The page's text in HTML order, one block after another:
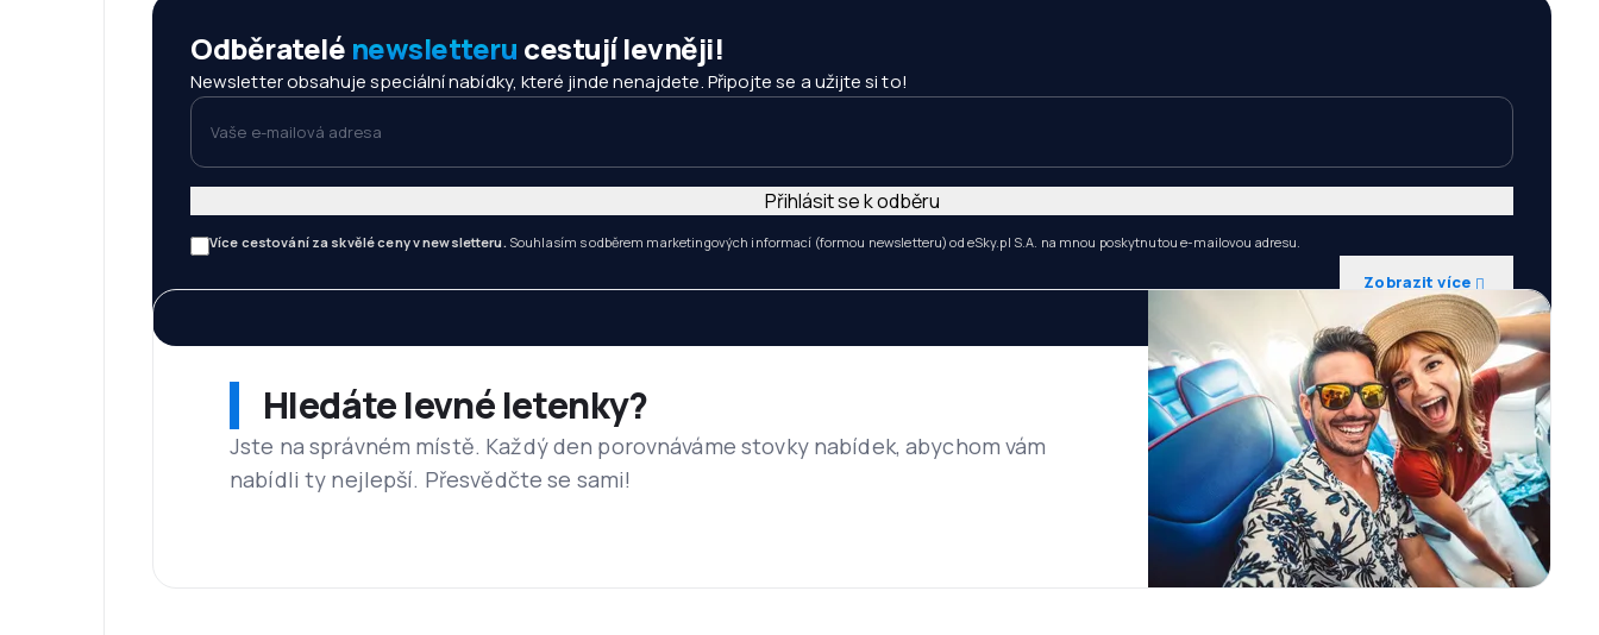
Odběratelé newsletteru cestují levněji!
Newsletter obsahuje speciální nabídky, které jinde nenajdete. Připojte se a užijte si to!
Vaše e-mailová adresa
Více cestování za skvělé ceny v newsletteru. Souhlasím s odběrem marketingových informací (formou newsletteru) od eSky.pl S.A. na mnou poskytnutou e-mailovou adresu.
Zobrazit více
Přihlásit se k odběru
Hledáte levné letenky?
Jste na správném místě. Každý den porovnáváme stovky nabídek, abychom vám
nabídli ty nejlepší. Přesvědčte se sami!